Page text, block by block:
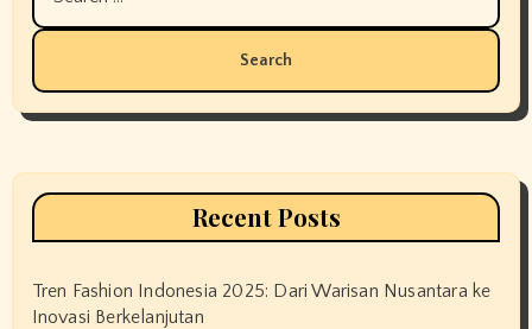
for:
Recent Posts
Tren Fashion Indonesia 2025: Dari Warisan Nusantara ke
Inovasi Berkelanjutan